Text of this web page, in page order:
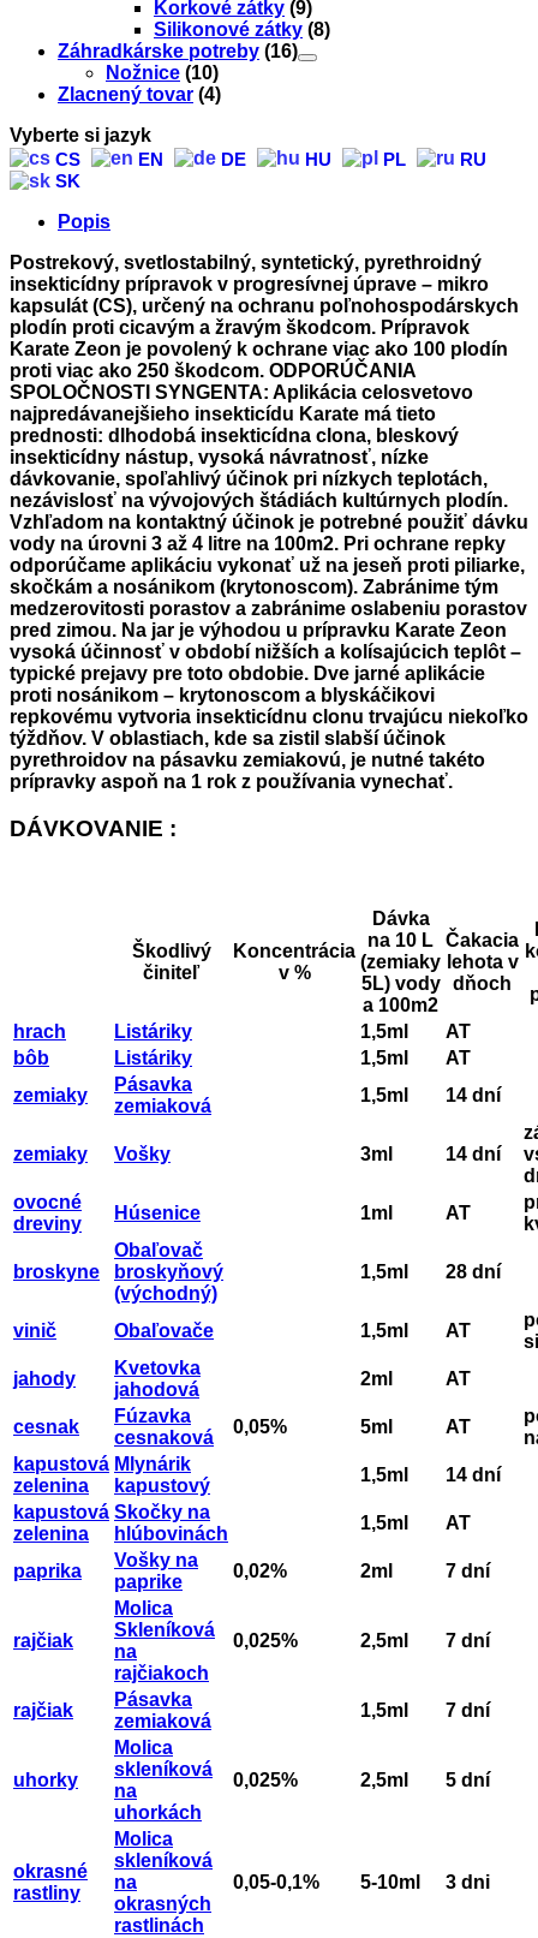
Korkové zátky (9)
Silikonové zátky (8)
Záhradkárske potreby (16)
Nožnice (10)
Zlacnený tovar (4)
Vyberte si jazyk
CS
EN DE HU PL
RU
SK
Popis
Postrekový, svetlostabilný, syntetický, pyrethroidný
insekticídny prípravok v progresívnej úprave – mikro
kapsulát (CS), určený na ochranu poľnohospodárskych
plodín proti cicavým a žravým škodcom. Prípravok
Karate Zeon je povolený k ochrane viac ako 100 plodín
proti viac ako 250 škodcom. ODPORÚČANIA
SPOLOČNOSTI SYNGENTA: Aplikácia celosvetovo
najpredávanejšieho insekticídu Karate má tieto
prednosti: dlhodobá insekticídna clona, bleskový
insekticídny nástup, vysoká návratnosť, nízke
dávkovanie, spoľahlivý účinok pri nízkych teplotách,
nezávislosť na vývojových štádiách kultúrnych plodín.
Vzhľadom na kontaktný účinok je potrebné použiť dávku
vody na úrovni 3 až 4 litre na 100m2. Pri ochrane repky
odporúčame aplikáciu vykonať už na jeseň proti piliarke,
skočkám a nosánikom (krytonoscom). Zabránime tým
medzerovitosti porastov a zabránime oslabeniu porastov
pred zimou. Na jar je výhodou u prípravku Karate Zeon
vysoká účinnosť v období nižších a kolísajúcich teplôt –
typické prejavy pre toto obdobie. Dve jarné aplikácie
proti nosánikom – krytonoscom a blyskáčikovi
repkovému vytvoria insekticídnu clonu trvajúcu niekoľko
týždňov. V oblastiach, kde sa zistil slabší účinok
pyrethroidov na pásavku zemiakovú, je nutné takéto
prípravky aspoň na 1 rok z používania vynechať.
DÁVKOVANIE :
Škodlivý
činiteľ
Koncentrácia
v %
Dávka
na 10 L
(zemiaky
5L) vody
a 100m2
Čakacia
lehota v
dňoch
hrach
Listáriky 1,5ml
AT
bôb
Listáriky 1,5ml
AT
zemiaky
Pásavka
zemiaková
1,5ml 14 dní
zemiaky Vošky 3ml 14 dní
ovocné
dreviny
Húsenice 1ml AT
broskyne
Obaľovač
broskyňový
(východný)
1,5ml 28 dní
vinič Obaľovače 1,5ml AT
jahody
Kvetovka
jahodová
2ml AT
cesnak
Fúzavka
cesnaková
0,05% 5ml AT
kapustová
zelenina
Mlynárik
kapustový
1,5ml
14 dní
kapustová
zelenina
Skočky na
hlúbovinách
1,5ml AT
paprika
Vošky na
paprike
0,02% 2ml 7 dní
rajčiak
Molica
Skleníková
na
rajčiakoch
0,025% 2,5ml 7 dní
rajčiak
Pásavka
zemiaková
1,5ml 7 dní
uhorky
Molica
skleníková
na
uhorkách
0,025% 2,5ml 5 dní
okrasné
rastliny
Molica
skleníková
na
okrasných
rastlinách
0,05-0,1% 5-10ml 3 dni